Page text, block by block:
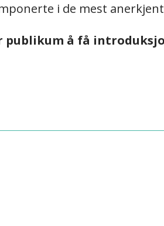
i de mest
å få